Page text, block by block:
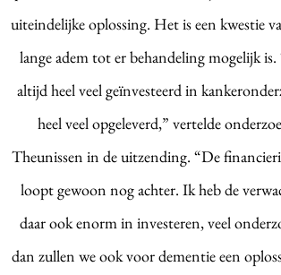
uiteindelijke oplossing. Het is een kwestie
lange adem tot er behandeling mogelijk
altijd heel veel geïnvesteerd in
heel veel opgeleverd,” vertelde
Theunissen in de uitzending. “De
loopt gewoon nog achter. Ik heb de
daar ook enorm in investeren, veel
dan zullen we ook voor dementie een